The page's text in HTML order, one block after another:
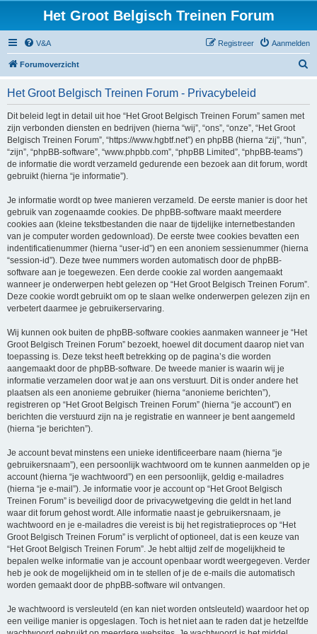
Het Groot Belgisch Treinen Forum
V&A Aanmelden
Registreer
Forumoverzicht
Het Groot Belgisch Treinen Forum - Privacybeleid
Dit beleid legt in detail uit hoe “Het Groot Belgisch Treinen Forum” samen met
zijn verbonden diensten en bedrijven (hierna “wij”, “ons”, “onze”, “Het Groot
Belgisch Treinen Forum”, “https://www.hgbtf.net”) en phpBB (hierna “zij”, “hun”,
“zijn”, “phpBB-software”, “www.phpbb.com”, “phpBB Limited”, “phpBB-teams”)
de informatie die wordt verzameld gedurende een bezoek aan dit forum, wordt
gebruikt (hierna “je informatie”).
Je informatie wordt op twee manieren verzameld. De eerste manier is door het
gebruik van zogenaamde cookies. De phpBB-software maakt meerdere
cookies aan (kleine tekstbestanden die naar de tijdelijke internetbestanden
van je computer worden gedownload). De eerste twee cookies bevatten een
indentificatienummer (hierna “user-id”) en een anoniem sessienummer (hierna
“session-id”). Deze twee nummers worden automatisch door de phpBB-
software aan je toegewezen. Een derde cookie zal worden aangemaakt
wanneer je onderwerpen hebt gelezen op “Het Groot Belgisch Treinen Forum”.
Deze cookie wordt gebruikt om op te slaan welke onderwerpen gelezen zijn en
verbetert daarmee je gebruikerservaring.
Wij kunnen ook buiten de phpBB-software cookies aanmaken wanneer je “Het
Groot Belgisch Treinen Forum” bezoekt, hoewel dit document daarop niet van
toepassing is. Deze tekst heeft betrekking op de pagina’s die worden
aangemaakt door de phpBB-software. De tweede manier is waarin wij je
informatie verzamelen door wat je aan ons verstuurt. Dit is onder andere het
plaatsen als een anonieme gebruiker (hierna “anonieme berichten”),
registreren op “Het Groot Belgisch Treinen Forum” (hierna “je account”) en
berichten die verstuurd zijn na je registratie en wanneer je bent aangemeld
(hierna “je berichten”).
Je account bevat minstens een unieke identificeerbare naam (hierna “je
gebruikersnaam”), een persoonlijk wachtwoord om te kunnen aanmelden op je
account (hierna “je wachtwoord”) en een persoonlijk, geldig e-mailadres
(hierna “je e-mail”). Je informatie voor je account op “Het Groot Belgisch
Treinen Forum” is beveiligd door de privacywetgeving die geldt in het land
waar dit forum gehost wordt. Alle informatie naast je gebruikersnaam, je
wachtwoord en je e-mailadres die vereist is bij het registratieproces op “Het
Groot Belgisch Treinen Forum” is verplicht of optioneel, dat is een keuze van
“Het Groot Belgisch Treinen Forum”. Je hebt altijd zelf de mogelijkheid te
bepalen welke informatie van je account openbaar wordt weergegeven. Verder
heb je ook de mogelijkheid om in te stellen of je de e-mails die automatisch
worden gemaakt door de phpBB-software wil ontvangen.
Je wachtwoord is versleuteld (en kan niet worden ontsleuteld) waardoor het op
een veilige manier is opgeslagen. Toch is het niet aan te raden dat je hetzelfde